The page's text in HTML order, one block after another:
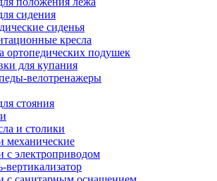
сидения
сиденья
кресла
ортопедических подушек
для купания
велотренажеры
стояния
и столики
механические
с электроприводом
вертикализатор